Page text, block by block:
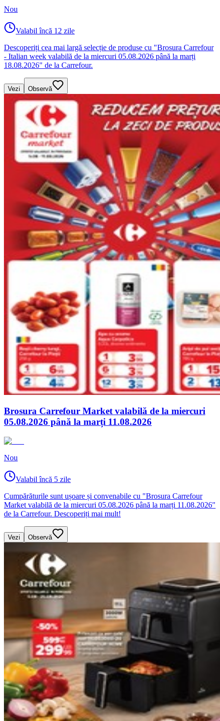
Nou
Valabil încă 12 zile
Descoperiți cea mai largă selecție de produse cu "Brosura Carrefour
- Italian week valabilă de la miercuri 05.08.2026 până la marți
18.08.2026" de la Carrefour.
Vezi Observă
Brosura Carrefour Market valabilă de la miercuri
05.08.2026 până la marți 11.08.2026
Nou
Valabil încă 5 zile
Cumpărăturile sunt ușoare și convenabile cu "Brosura Carrefour
Market valabilă de la miercuri 05.08.2026 până la marți 11.08.2026"
de la Carrefour. Descoperiți mai mult!
Vezi Observă